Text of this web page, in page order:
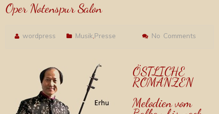
Oper Notenspur Salon
wordpress Musik,Presse No Comments
ÖSTLICHE
ROMANZEN
Melodien vom